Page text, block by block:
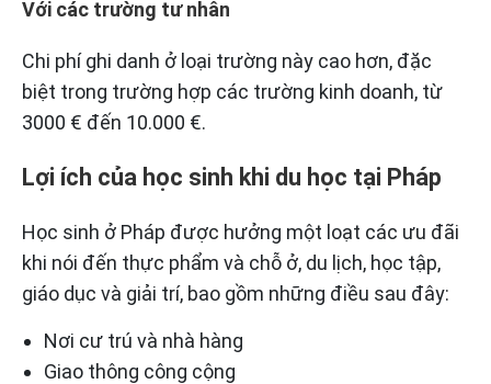
Với các trường tư nhân
Chi phí ghi danh ở loại trường này cao hơn, đặc
biệt trong trường hợp các trường kinh doanh, từ
3000 € đến 10.000 €.
Lợi ích của học sinh khi du học tại Pháp
Học sinh ở Pháp được hưởng một loạt các ưu đãi
khi nói đến thực phẩm và chỗ ở, du lịch, học tập,
giáo dục và giải trí, bao gồm những điều sau đây:
Nơi cư trú và nhà hàng
Giao thông công cộng